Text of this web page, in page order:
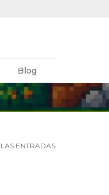
Blog
ENTRADAS